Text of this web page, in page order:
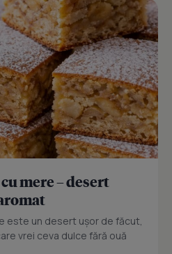
mere – desert
este un desert ușor de făcut,
vrei ceva dulce fără ouă